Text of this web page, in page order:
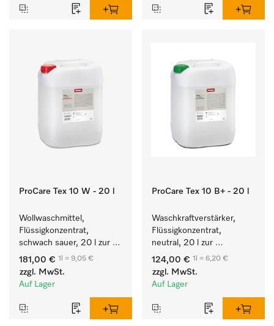
ProCare Tex 10 W - 20 l
Wollwaschmittel,
Flüssigkonzentrat,
schwach sauer, 20 l zur
maschinellen Reinigung
von Wolle.
181,00 € 1l = 9,05 €
zzgl. MwSt.
Auf Lager
ProCare Tex 10 B+ - 20 l
Waschkraftverstärker,
Flüssigkonzentrat,
neutral, 20 l zur
wirksamen Entfernung
von Fettverschmutzungen.
124,00 € 1l = 6,20 €
zzgl. MwSt.
Auf Lager